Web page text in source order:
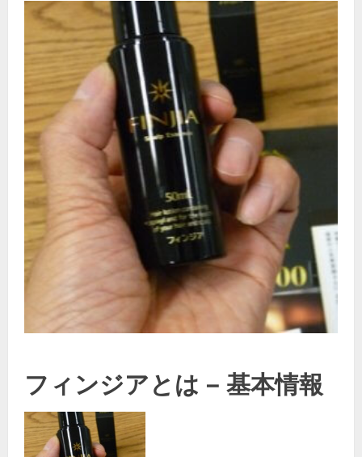
フィンジアとは – 基本情報